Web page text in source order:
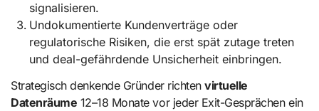
signalisieren.
Undokumentierte Kundenverträge oder
regulatorische Risiken, die erst spät zutage treten
und deal-gefährdende Unsicherheit einbringen.
Strategisch denkende Gründer richtenvirtuelle
Datenräume 12–18 Monate vor jeder Exit-Gesprächen ein